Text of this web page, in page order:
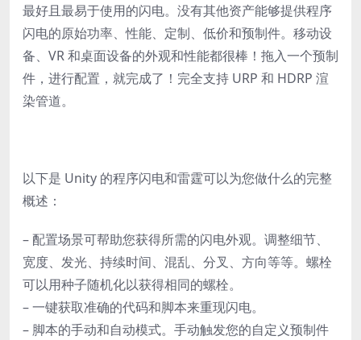
最好且最易于使用的闪电。没有其他资产能够提供程序
闪电的原始功率、性能、定制、低价和预制件。移动设
备、VR 和桌面设备的外观和性能都很棒！拖入一个预制
件，进行配置，就完成了！完全支持 URP 和 HDRP 渲
染管道。
以下是 Unity 的程序闪电和雷霆可以为您做什么的完整
概述：
– 配置场景可帮助您获得所需的闪电外观。调整细节、
宽度、发光、持续时间、混乱、分叉、方向等等。螺栓
可以用种子随机化以获得相同的螺栓。
– 一键获取准确的代码和脚本来重现闪电。
– 脚本的手动和自动模式。手动触发您的自定义预制件